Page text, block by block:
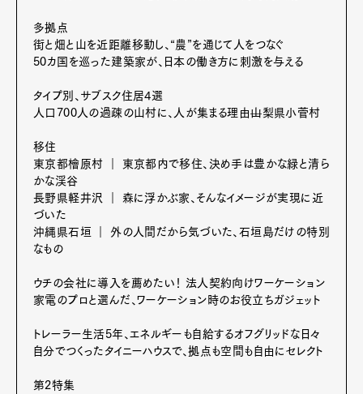
Art&Design
多拠点
街と畑と山を近距離移動し、“農”を通じて人をつなぐ
50カ国を巡った建築家が、日本の働き方に刺激を与える
タイプ別、サブスク住居4選
人口700人の過疎の山村に、人が集まる理由̶山梨県小菅村
移住
東京都檜原村 ｜ 東京都内で移住、決め手は豊かな緑と清ら
かな渓谷
長野県軽井沢 ｜ 森に浮かぶ家、そんなイメージが実現に近
づいた
沖縄県石垣 ｜ 外の人間だから気づいた、石垣島だけの特別
なもの
ウチの会社に導入を薦めたい！ 法人契約向けワーケーション
家電のプロと選んだ、ワーケーション時のお役立ちガジェット
トレーラー生活5年、エネルギーも自給するオフグリッドな日々
自分でつくったタイニーハウスで、拠点も空間も自由にセレクト
第2特集